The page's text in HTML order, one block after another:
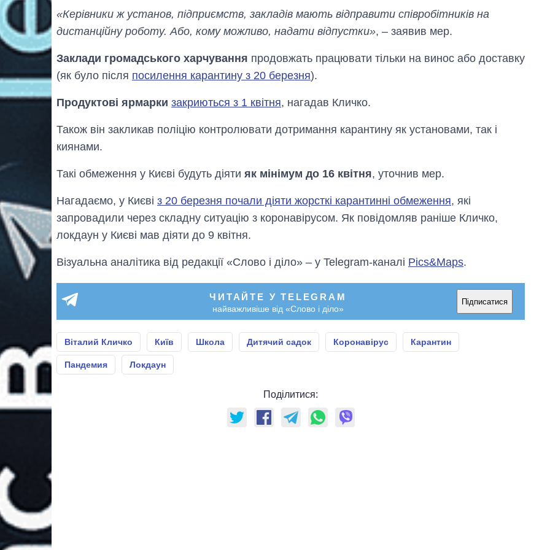
«Керівники ж установ, підприємств, закладів мають відправити співробітників на
дистанційну роботу. Або, кому можливо, надати відпустки», – заявив мер.
Заклади громадського харчування продовжать працювати тільки на винос або доставку
(як було після посилення карантину з 20 березня).
Продуктові ярмарки закриються з 1 квітня, нагадав Кличко.
Також він закликав поліцію контролювати дотримання карантину як установами, так і
киянами.
Такі обмеження у Києві будуть діяти як мінімум до 16 квітня, уточнив мер.
Нагадаємо, у Києві з 20 березня почали діяти жорсткі карантинні обмеження, які
запровадили через складну ситуацію з коронавірусом. Як повідомляв раніше Кличко,
локдаун у Києві мав діяти до 9 квітня.
Візуальна аналітика від редакції «Слово і діло» – у Telegram-каналі Pics&Maps.
ЧИТАЙТЕ У TELEGRAM
найважливіше від «Слово і діло»
Підписатися
Віталий Кличко Київ Школа Дитячий садок Коронавірус Карантин
Пандемия Локдаун
Поділитися: